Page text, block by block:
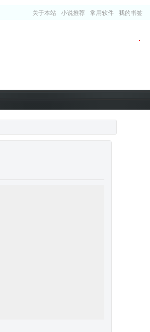
关于本站 小说推荐 常用软件 我的书签